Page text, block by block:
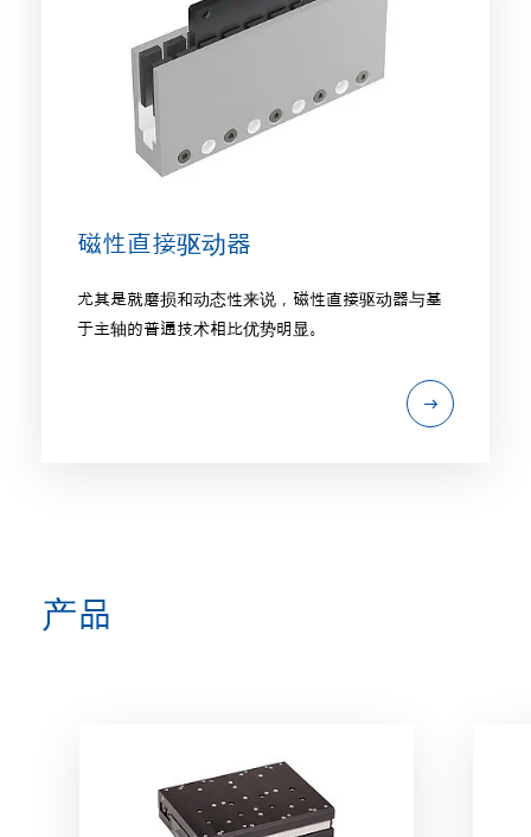
磁性直接驱动器
尤其是就磨损和动态性来说，磁性直接驱动器与基
于主轴的普通技术相比优势明显。
产品